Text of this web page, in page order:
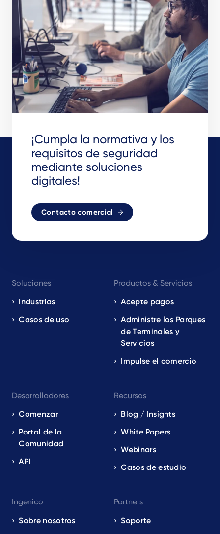
¡Cumpla la normativa y los
requisitos de seguridad
mediante soluciones
digitales!
Contacto comercial
navigation
EN
Soluciones
Industrias
Casos de uso
Productos & Servicios
Acepte pagos
Administre los Parques
de Terminales y
Servicios
Impulse el comercio
Desarrolladores
Comenzar
Portal de la
Comunidad
API
Recursos
Blog / Insights
White Papers
Webinars
Casos de estudio
Ingenico
Sobre nosotros
Partners
Soporte